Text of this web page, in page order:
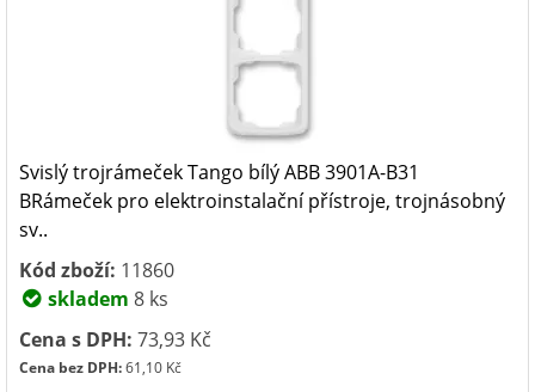
Svislý trojrámeček Tango bílý ABB 3901A-B31
BRámeček pro elektroinstalační přístroje, trojnásobný
sv..
Kód zboží: 11860
skladem 8 ks
Cena s DPH: 73,93 Kč
Cena bez DPH:61,10 Kč